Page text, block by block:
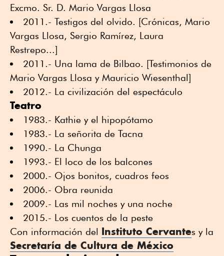
Excmo. Sr. D. Mario Vargas Llosa
2011.- Testigos del olvido. [Crónicas, Mario
Vargas Llosa, Sergio Ramírez, Laura
Restrepo...]
2011.- Una lama de Bilbao. [Testimonios de
Mario Vargas Llosa y Mauricio Wiesenthal]
2012.- La civilización del espectáculo
Teatro
1983.- Kathie y el hipopótamo
1983.- La señorita de Tacna
1990.- La Chunga
1993.- El loco de los balcones
2000.- Ojos bonitos, cuadros feos
2006.- Obra reunida
2009.- Las mil noches y una noche
2015.- Los cuentos de la peste
Con información del Instituto Cervantes y la
Secretaría de Cultura de México